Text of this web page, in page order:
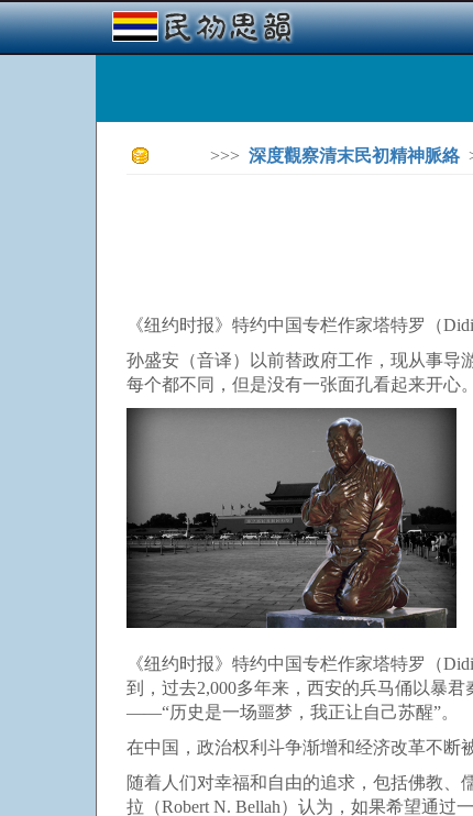
>>> 深度觀察清末民初精神脈絡
《纽约时报》特约中国专栏作家塔特罗（
孙盛安（音译）以前替政府工作，现从事导
每个都不同，但是没有一张面孔看起来开心
《纽约时报》特约中国专栏作家塔特罗（
到，过去2,000多年来，西安的兵马俑以暴
——“历史是一场噩梦，我正让自己苏醒”。
在中国，政治权利斗争渐增和经济改革不断
随着人们对幸福和自由的追求，包括佛教、
拉（Robert N. Bellah）认为，如果希望通过